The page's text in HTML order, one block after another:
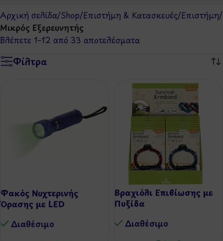
Αρχική σελίδα/Shop/Επιστήμη & Κατασκευές/Επιστήμη/
Μικρός Εξερευνητής
Βλέπετε 1–12 από 33 αποτελέσματα
Φίλτρα
Φακός Νυχτερινής
Όρασης με LED
Διαθέσιμo
Βραχιόλι Επιβίωσης με
Πυξίδα
Διαθέσιμo